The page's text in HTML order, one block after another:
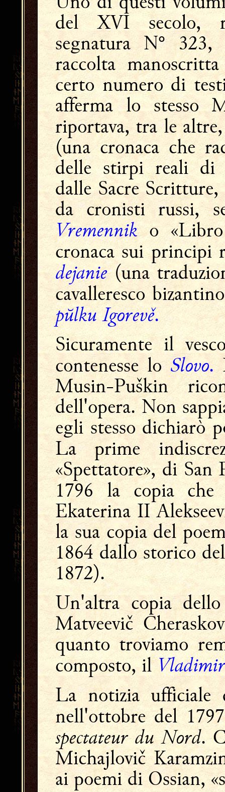
del XVI secolo,
segnatura N°
raccolta
certo numero di
afferma lo stesso
riportava, tra le
(una cronaca che
delle stirpi reali
dalle Sacre
da cronisti russi,
Vremenniko «Libro
cronaca sui
dejanie(una
cavalleresco
pŭlku Igorevě.
Sicuramente il
contenesse loSlovo.
Musin-Puškin
dell'opera. Non
egli stesso dichiarò
La prime
«Spettatore», di
1796 la copia
Ekaterina II
la sua copia del
1864 dallo storico
1872).
Un'altra copia
Matveevič
quanto troviamo
composto, ilVladimir
La notizia
nell'ottobre del
spectateur du Nord.
Michajlovič
ai poemi di Ossian,